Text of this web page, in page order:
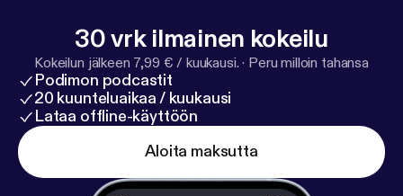
30 vrk ilmainen kokeilu
Kokeilun jälkeen 7,99 € / kuukausi. · Peru milloin tahansa
Podimon podcastit
20 kuunteluaikaa / kuukausi
Lataa offline-käyttöön
Aloita maksutta